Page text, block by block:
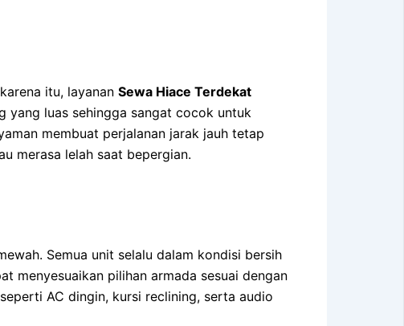
itu, layanan Sewa Hiace Terdekat
yang luas sehingga sangat cocok untuk
membuat perjalanan jarak jauh tetap
merasa lelah saat bepergian.
Semua unit selalu dalam kondisi bersih
menyesuaikan pilihan armada sesuai dengan
AC dingin, kursi reclining, serta audio